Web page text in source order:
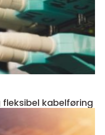
kabelføring